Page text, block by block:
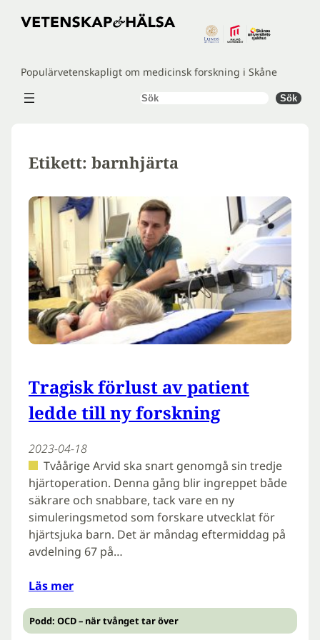
Hoppa
Populärvetenskapligt om medicinsk forskning i Skåne
Sök Sök
Etikett: barnhjärta
Tragisk förlust av patient
ledde till ny forskning
2023-04-18
Tvåårige Arvid ska snart genomgå sin tredje
hjärtoperation. Denna gång blir ingreppet både
säkrare och snabbare, tack vare en ny
simuleringsmetod som forskare utvecklat för
hjärtsjuka barn. Det är måndag eftermiddag på
avdelning 67 på…
Läs mer
Podd: OCD – när tvånget tar över